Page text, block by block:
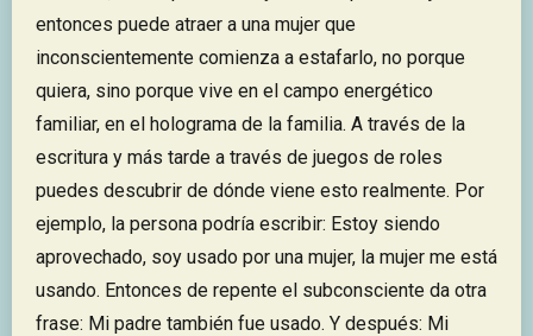
entonces puede atraer a una mujer que
inconscientemente comienza a estafarlo, no porque
quiera, sino porque vive en el campo energético
familiar, en el holograma de la familia. A través de la
escritura y más tarde a través de juegos de roles
puedes descubrir de dónde viene esto realmente. Por
ejemplo, la persona podría escribir: Estoy siendo
aprovechado, soy usado por una mujer, la mujer me está
usando. Entonces de repente el subconsciente da otra
frase: Mi padre también fue usado. Y después: Mi